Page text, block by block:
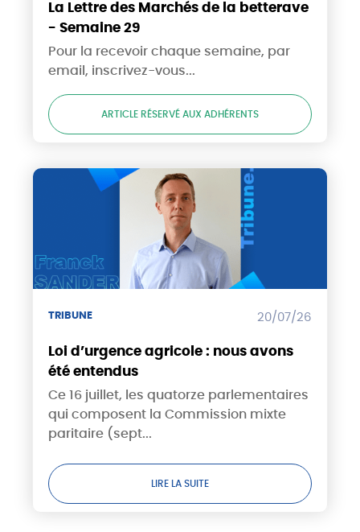
La Lettre des Marchés de la betterave
- Semaine 29
Pour la recevoir chaque semaine, par
email, inscrivez-vous...
ARTICLE RÉSERVÉ AUX ADHÉRENTS
TRIBUNE 20/07/26
Loi d’urgence agricole : nous avons
été entendus
Ce 16 juillet, les quatorze parlementaires
qui composent la Commission mixte
paritaire (sept...
LIRE LA SUITE